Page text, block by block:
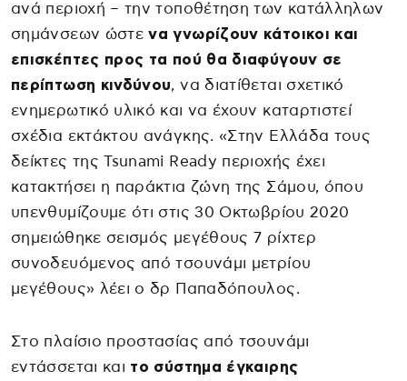
ανά περιοχή – την τοποθέτηση των κατάλληλων
σημάνσεων ώστενα γνωρίζουν κάτοικοι και
επισκέπτες προς τα πού θα διαφύγουν σε
περίπτωση κινδύνου, να διατίθεται σχετικό
ενημερωτικό υλικό και να έχουν καταρτιστεί
σχέδια εκτάκτου ανάγκης. «Στην Ελλάδα τους
δείκτες της Tsunami Ready περιοχής έχει
κατακτήσει η παράκτια ζώνη της Σάμου, όπου
υπενθυμίζουμε ότι στις 30 Οκτωβρίου 2020
σημειώθηκε σεισμός μεγέθους 7 ρίχτερ
συνοδευόμενος από τσουνάμι μετρίου
μεγέθους» λέει ο δρ Παπαδόπουλος.
Στο πλαίσιο προστασίας από τσουνάμι
εντάσσεται και το σύστημα έγκαιρης